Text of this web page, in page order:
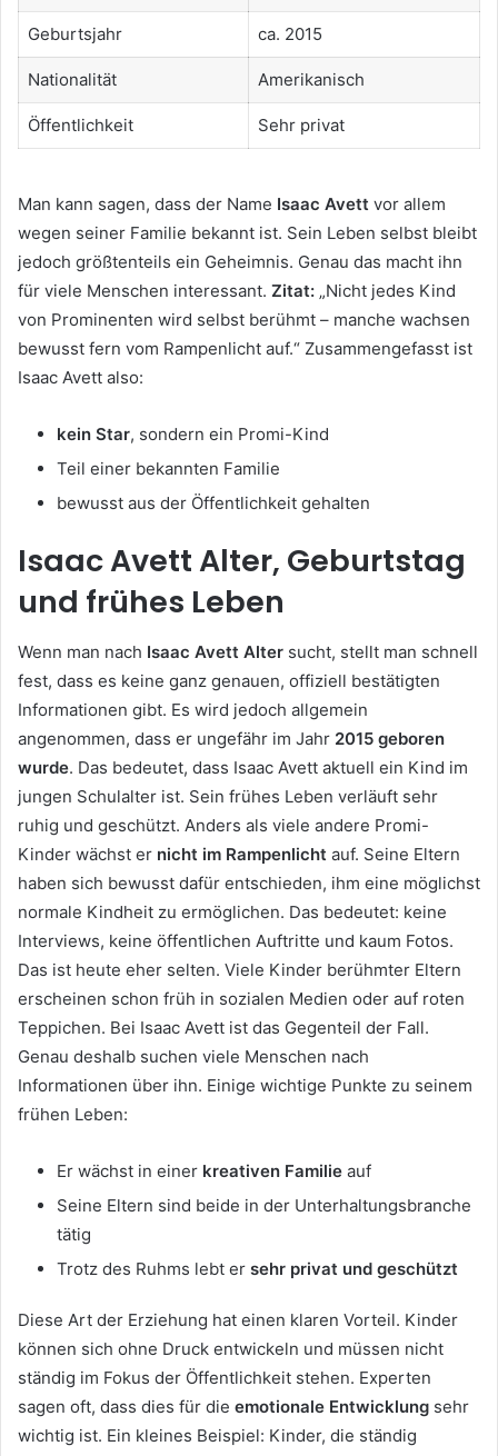
Geburtsjahr ca. 2015
Nationalität Amerikanisch
Öffentlichkeit Sehr privat
Man kann sagen, dass der Name Isaac Avett vor allem
wegen seiner Familie bekannt ist. Sein Leben selbst bleibt
jedoch größtenteils ein Geheimnis. Genau das macht ihn
für viele Menschen interessant. Zitat: „Nicht jedes Kind
von Prominenten wird selbst berühmt – manche wachsen
bewusst fern vom Rampenlicht auf.“ Zusammengefasst ist
Isaac Avett also:
kein Star, sondern ein Promi-Kind
Teil einer bekannten Familie
bewusst aus der Öffentlichkeit gehalten
Isaac Avett Alter, Geburtstag
und frühes Leben
Wenn man nach Isaac Avett Alter sucht, stellt man schnell
fest, dass es keine ganz genauen, offiziell bestätigten
Informationen gibt. Es wird jedoch allgemein
angenommen, dass er ungefähr im Jahr 2015 geboren
wurde. Das bedeutet, dass Isaac Avett aktuell ein Kind im
jungen Schulalter ist. Sein frühes Leben verläuft sehr
ruhig und geschützt. Anders als viele andere Promi-
Kinder wächst er nicht im Rampenlicht auf. Seine Eltern
haben sich bewusst dafür entschieden, ihm eine möglichst
normale Kindheit zu ermöglichen. Das bedeutet: keine
Interviews, keine öffentlichen Auftritte und kaum Fotos.
Das ist heute eher selten. Viele Kinder berühmter Eltern
erscheinen schon früh in sozialen Medien oder auf roten
Teppichen. Bei Isaac Avett ist das Gegenteil der Fall.
Genau deshalb suchen viele Menschen nach
Informationen über ihn. Einige wichtige Punkte zu seinem
frühen Leben:
Er wächst in einer kreativen Familie auf
Seine Eltern sind beide in der Unterhaltungsbranche
tätig
Trotz des Ruhms lebt er sehr privat und geschützt
Diese Art der Erziehung hat einen klaren Vorteil. Kinder
können sich ohne Druck entwickeln und müssen nicht
ständig im Fokus der Öffentlichkeit stehen. Experten
sagen oft, dass dies für die emotionale Entwicklung sehr
wichtig ist. Ein kleines Beispiel: Kinder, die ständig